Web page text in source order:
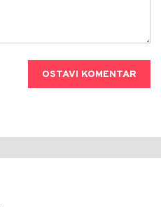
OSTAVI KOMENTAR